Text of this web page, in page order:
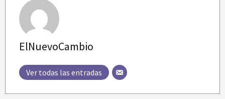
ElNuevoCambio
Ver todas las entradas